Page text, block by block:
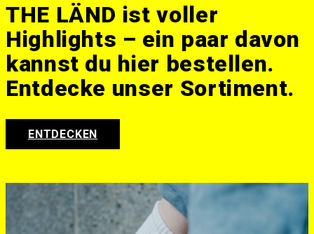
THE LÄND ist voller
Highlights – ein paar davon
kannst du hier bestellen.
Entdecke unser Sortiment.
ENTDECKEN